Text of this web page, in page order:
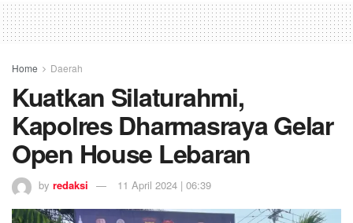
Home Daerah
Kuatkan Silaturahmi,
Kapolres Dharmasraya Gelar
Open House Lebaran
by redaksi 11 April 2024 | 06:39